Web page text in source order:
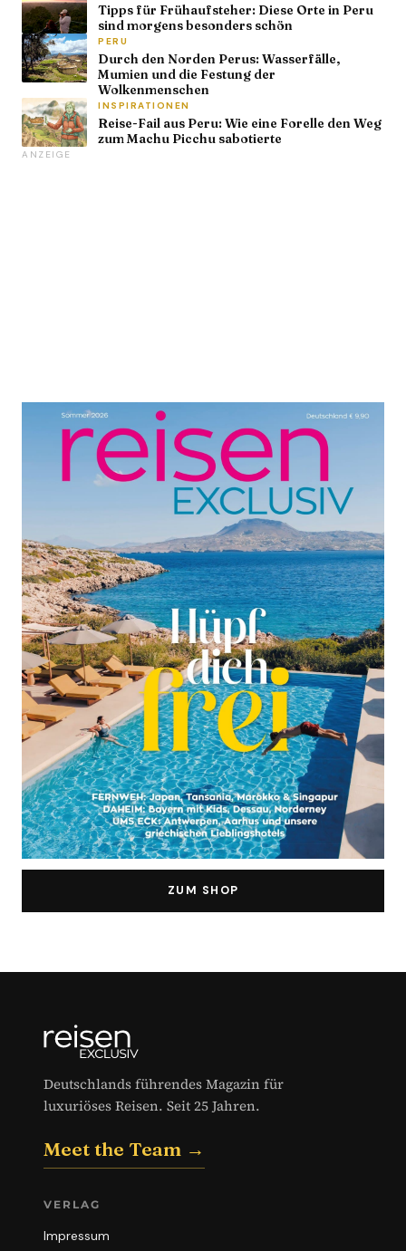
ZUM SHOP
Tipps für Frühaufsteher: Diese Orte in Peru
sind morgens besonders schön
PERU
Durch den Norden Perus: Wasserfälle,
Mumien und die Festung der
Wolkenmenschen
INSPIRATIONEN
Reise-Fail aus Peru: Wie eine Forelle den Weg
zum Machu Picchu sabotierte
ANZEIGE
Deutschlands führendes Magazin für
luxuriöses Reisen. Seit 25 Jahren.
Meet the Team →
VERLAG
Impressum